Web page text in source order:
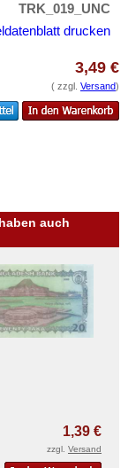
TRK_019_UNC
drucken
3,49 €
( zzgl. Versand)
auch
1,39 €
zzgl. Versand